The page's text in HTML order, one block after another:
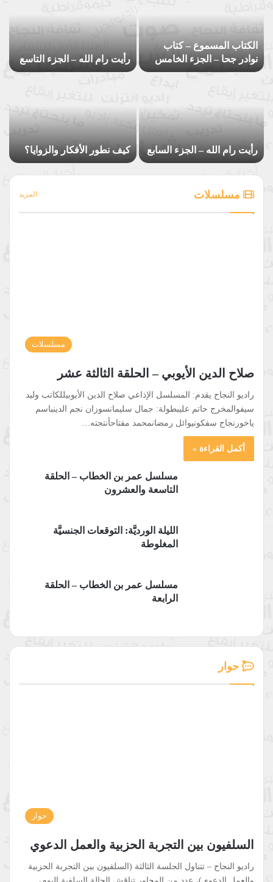
الكتاب المسموع – كتاب
نوادر جحا – الجزء الخامس
عشر
رأيت رام الله – الجزء التاسع
رأيت رام الله – الجزء السابع كيف نطور الأفكار والزوايا؟
مسلسلات المزيد
مسلسلات
صلاح الدين الأيوبي – الحلقة الثالثة عشر
راديو النجاح يقدم: المسلسل الإذاعي صلاح الدين الأيوبيللكاتب وليد
سيفوالمخرج حاتم عليبطولة: جمال سليمانسوزان نجم الدينباسم
ياخورنجاح سفكونيوائل رمضانمحمد مفتاحأنتجته…
أكمل القراءة »
مسلسل عمر بن الخطاب – الحلقة
التاسعة والعشرون
الليلة الورديَّة: التوقعات الجنسيَّة
المغلوطة
مسلسل عمر بن الخطاب – الحلقة
الرابعة
حوار
حوار
السلفيون بين التجربة الحزبية والعمل الدعوي
راديو النجاح – تتناول الجلسة الثالثة (السلفيون بين التجربة الحزبية